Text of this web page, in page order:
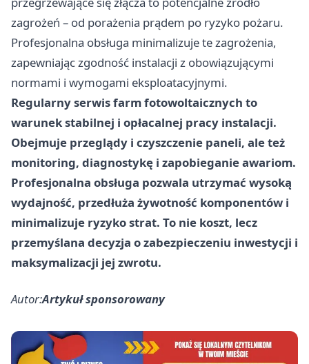
zagrożeń – od porażenia prądem po ryzyko pożaru.
Profesjonalna obsługa minimalizuje te zagrożenia,
zapewniając zgodność instalacji z obowiązującymi
normami i wymogami eksploatacyjnymi.
Regularny serwis farm fotowoltaicznych to
warunek stabilnej i opłacalnej pracy instalacji.
Obejmuje przeglądy i czyszczenie paneli, ale też
monitoring, diagnostykę i zapobieganie awariom.
Profesjonalna obsługa pozwala utrzymać wysoką
wydajność, przedłuża żywotność komponentów i
minimalizuje ryzyko strat. To nie koszt, lecz
przemyślana decyzja o zabezpieczeniu inwestycji i
maksymalizacji jej zwrotu.
Autor:Artykuł sponsorowany